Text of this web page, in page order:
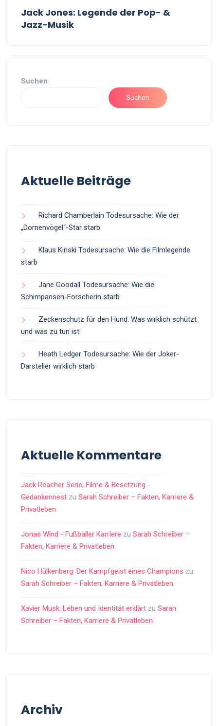
Jack Jones: Legende der Pop- &
Jazz-Musik
Suchen
Suchen
Aktuelle Beiträge
Richard Chamberlain Todesursache: Wie der
„Dornenvögel“-Star starb
Klaus Kinski Todesursache: Wie die Filmlegende
starb
Jane Goodall Todesursache: Wie die
Schimpansen-Forscherin starb
Zeckenschutz für den Hund: Was wirklich schützt
und was zu tun ist
Heath Ledger Todesursache: Wie der Joker-
Darsteller wirklich starb
Aktuelle Kommentare
Jack Reacher Serie, Filme & Besetzung -
Gedankennest zu Sarah Schreiber – Fakten, Karriere &
Privatleben
Jonas Wind - Fußballer Karriere zu Sarah Schreiber –
Fakten, Karriere & Privatleben
Nico Hülkenberg: Der Kampfgeist eines Champions zu
Sarah Schreiber – Fakten, Karriere & Privatleben
Xavier Musk: Leben und Identität erklärt zu Sarah
Schreiber – Fakten, Karriere & Privatleben
Archiv